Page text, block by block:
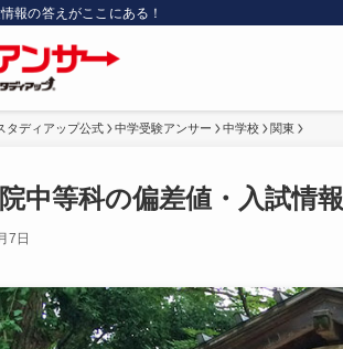
報の答えがここにある！
タディアップ公式 中学受験アンサー 中学校 関東
中等科の偏差値・入試情報
7日